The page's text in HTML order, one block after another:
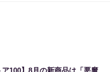
ア100】8月の新商品は「悪魔